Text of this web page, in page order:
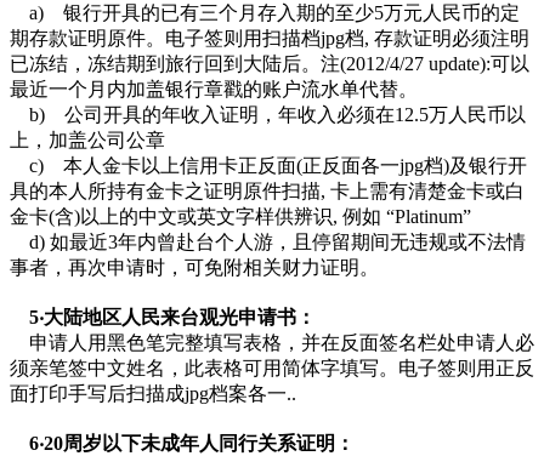
a) 银行开具的已有三个月存入期的至少5万元人民币的定
期存款证明原件。电子签则用扫描档jpg档, 存款证明必须注明
已冻结，冻结期到旅行回到大陆后。注(2012/4/27 update):可以
最近一个月内加盖银行章戳的账户流水单代替。
b) 公司开具的年收入证明，年收入必须在12.5万人民币以
上，加盖公司公章
c) 本人金卡以上信用卡正反面(正反面各一jpg档)及银行开
具的本人所持有金卡之证明原件扫描, 卡上需有清楚金卡或白
金卡(含)以上的中文或英文字样供辨识, 例如 “Platinum”
d) 如最近3年内曾赴台个人游，且停留期间无违规或不法情
事者，再次申请时，可免附相关财力证明。
5‧大陆地区人民来台观光申请书：
申请人用黑色笔完整填写表格，并在反面签名栏处申请人必
须亲笔签中文姓名，此表格可用简体字填写。电子签则用正反
面打印手写后扫描成jpg档案各一..
6‧20周岁以下未成年人同行关系证明：